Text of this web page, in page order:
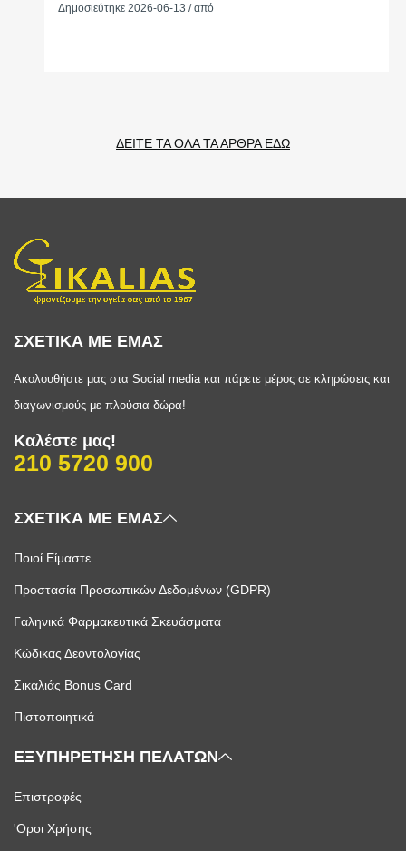
Δημοσιεύτηκε 2026-06-13 / από
ΔΕΙΤΕ ΤΑ ΟΛΑ ΤΑ ΑΡΘΡΑ ΕΔΩ
ΣΧΕΤΙΚΑ ΜΕ ΕΜΑΣ
Ακολουθήστε μας στα Social media και πάρετε μέρος σε κληρώσεις και
διαγωνισμούς με πλούσια δώρα!
Καλέστε μας!
210 5720 900
ΣΧΕΤΙΚΑ ΜΕ ΕΜΑΣ
Ποιοί Είμαστε
Προστασία Προσωπικών Δεδομένων (GDPR)
Γαληνικά Φαρμακευτικά Σκευάσματα
Κώδικας Δεοντολογίας
Σικαλιάς Bonus Card
Πιστοποιητικά
ΕΞΥΠΗΡΕΤΗΣΗ ΠΕΛΑΤΩΝ
Επιστροφές
'Οροι Χρήσης